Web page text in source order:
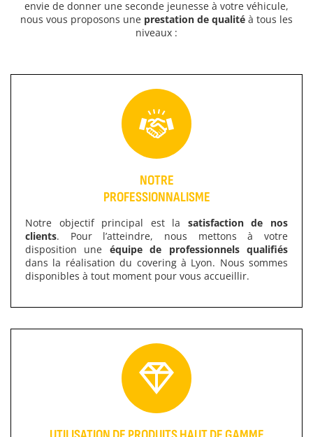
envie de donner une seconde jeunesse à votre véhicule,
nous vous proposons une prestation de qualité à tous les
niveaux :
NOTRE
PROFESSIONNALISME
Notre objectif principal est la satisfaction de nos
clients. Pour l’atteindre, nous mettons à votre
disposition une équipe de professionnels qualifiés
dans la réalisation du covering à Lyon. Nous sommes
disponibles à tout moment pour vous accueillir.